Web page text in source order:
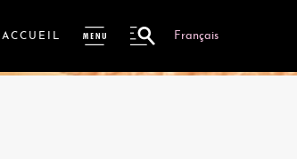
ACCUEIL
ME
Français